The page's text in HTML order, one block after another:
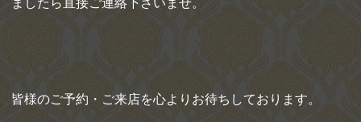
皆様のご予約・ご来店を心よりお待ちしております。